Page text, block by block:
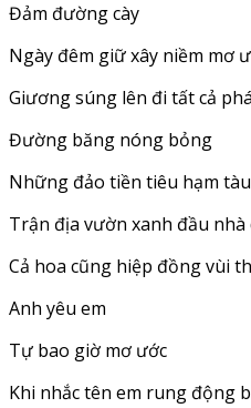
Đảm đường cày
Ngày đêm giữ xây niềm mơ
Giương súng lên đi tất cả
Đường băng nóng bỏng
Những đảo tiền tiêu hạm
Trận địa vườn xanh đầu nhà
Cả hoa cũng hiệp đồng vùi
Anh yêu em
Tự bao giờ mơ ước
Khi nhắc tên em rung động